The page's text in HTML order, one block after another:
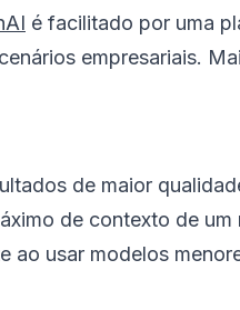
é facilitado por uma
empresariais.
de maior
de contexto de um
ao usar modelos